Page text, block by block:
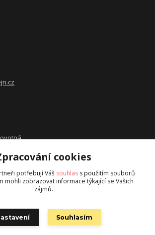
cookies
potřebují Váš souhlas s použitím souborů
mohli zobrazovat informace týkající se Vašich
zájmů.
Souhlasím